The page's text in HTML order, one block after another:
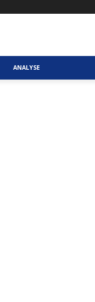
ANALYSE